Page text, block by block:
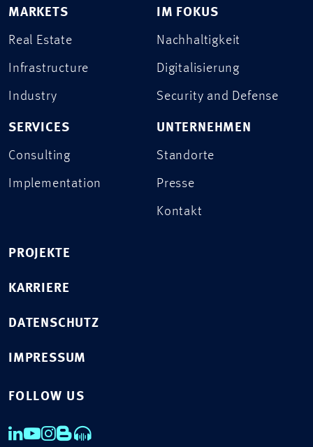
MARKETS
Real Estate
Infrastructure
Industry
SERVICES
Consulting
Implementation
IM FOKUS
Nachhaltigkeit
Digitalisierung
Security and Defense
UNTERNEHMEN
Standorte
Presse
Kontakt
PROJEKTE
KARRIERE
DATENSCHUTZ
IMPRESSUM
FOLLOW US